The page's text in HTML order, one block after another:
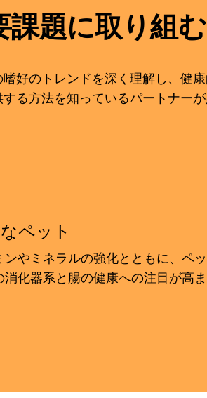
題に取り組む
好のトレンドを深く理解し、健
る方法を知っているパートナー
ペット
ンやミネラルの強化とともに、ペ
消化器系と腸の健康への注目が高